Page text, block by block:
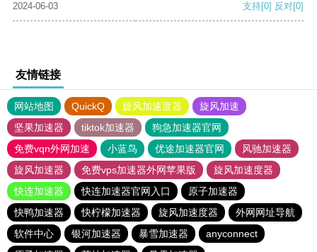
2024-06-03 支持[0] 反对[0]
友情链接
网站地图 QuickQ 旋风加速度器
旋风加速
坚果加速器
tiktok加速器
狗急加速器官网
免费vqn外网加速
小蓝鸟 优途加速器官网
风驰加速器
旋风加速器
免费vps加速器外网苹果版
旋风加速度器
快连加速器
快连加速器官网入口
原子加速器
快鸭加速器
快柠檬加速器 旋风加速度器
外网网址导航
软件中心
银河加速器 暴雪加速器
anyconnect